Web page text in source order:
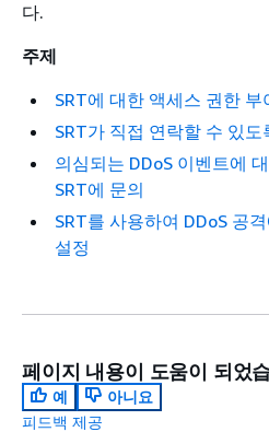
다.
주제
SRT에 대한 액세스 권한 부
SRT가 직접 연락할 수 있도
의심되는 DDoS 이벤트에
SRT에 문의
SRT를 사용하여 DDoS 공
설정
페이지 내용이 도움이 되었
예
아니요
피드백 제공